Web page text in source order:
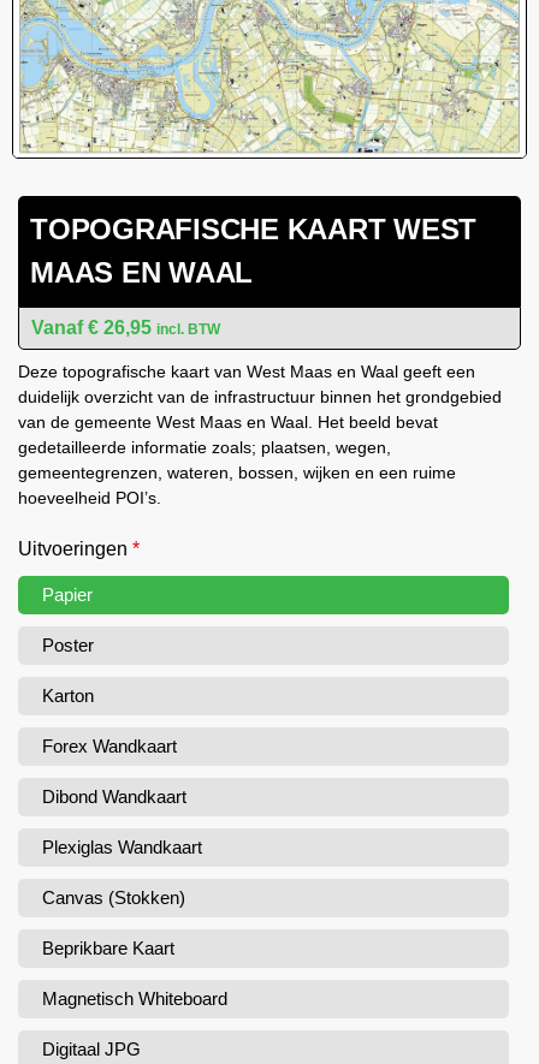
TOPOGRAFISCHE KAART WEST
MAAS EN WAAL
€ 26,95 incl. BTW
Deze topografische kaart van West Maas en Waal geeft een
duidelijk overzicht van de infrastructuur binnen het grondgebied
van de gemeente West Maas en Waal. Het beeld bevat
gedetailleerde informatie zoals; plaatsen, wegen,
gemeentegrenzen, wateren, bossen, wijken en een ruime
hoeveelheid POI’s.
Uitvoeringen *
Papier
Poster
Karton
Forex Wandkaart
Dibond Wandkaart
Plexiglas Wandkaart
Canvas (Stokken)
Beprikbare Kaart
Magnetisch Whiteboard
Digitaal JPG